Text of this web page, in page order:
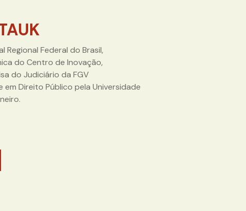
Regional Federal do Brasil,
do Centro de Inovação,
do Judiciário da FGV
Direito Público pela Universidade